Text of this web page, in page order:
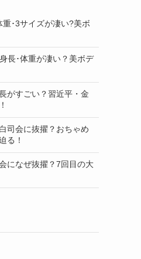
重･3サイズが凄い?美ボ
長･体重が凄い？美ボデ
がすごい？習近平・金
司会に抜擢？おちゃめ
る！
になぜ抜擢？7回目の大